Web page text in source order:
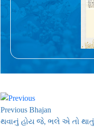
Previous Bhajan
થવાનું હોય જે, ભલે એ તો થાતું